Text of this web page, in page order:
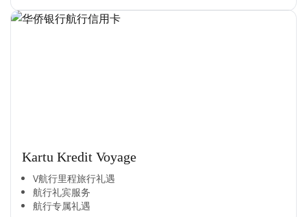
Kartu Kredit Voyage
V航行里程旅行礼遇
航行礼宾服务
航行专属礼遇